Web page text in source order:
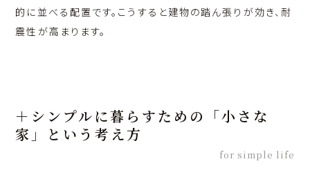
的に並べる配置です。こうすると建物の踏ん張りが効き、耐
震性が高まります。
＋シンプルに暮らすための「小さな
家」という考え方
for simple life